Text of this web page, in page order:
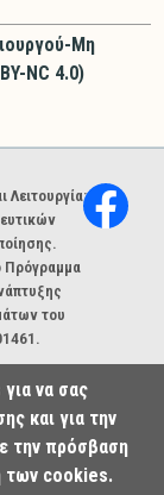
Μη
NC 4.0)
Πρόγραμμα
του
να σας
και για την
την πρόσβαση
των cookies.